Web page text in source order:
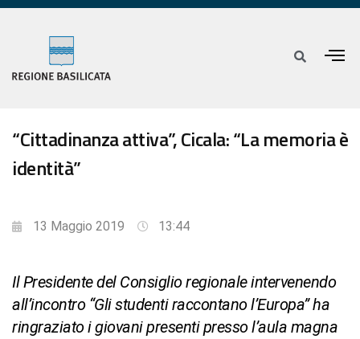
“Cittadinanza attiva”, Cicala: “La memoria è
identità”
13 Maggio 2019 13:44
Il Presidente del Consiglio regionale intervenendo
all’incontro “Gli studenti raccontano l’Europa” ha
ringraziato i giovani presenti presso l’aula magna